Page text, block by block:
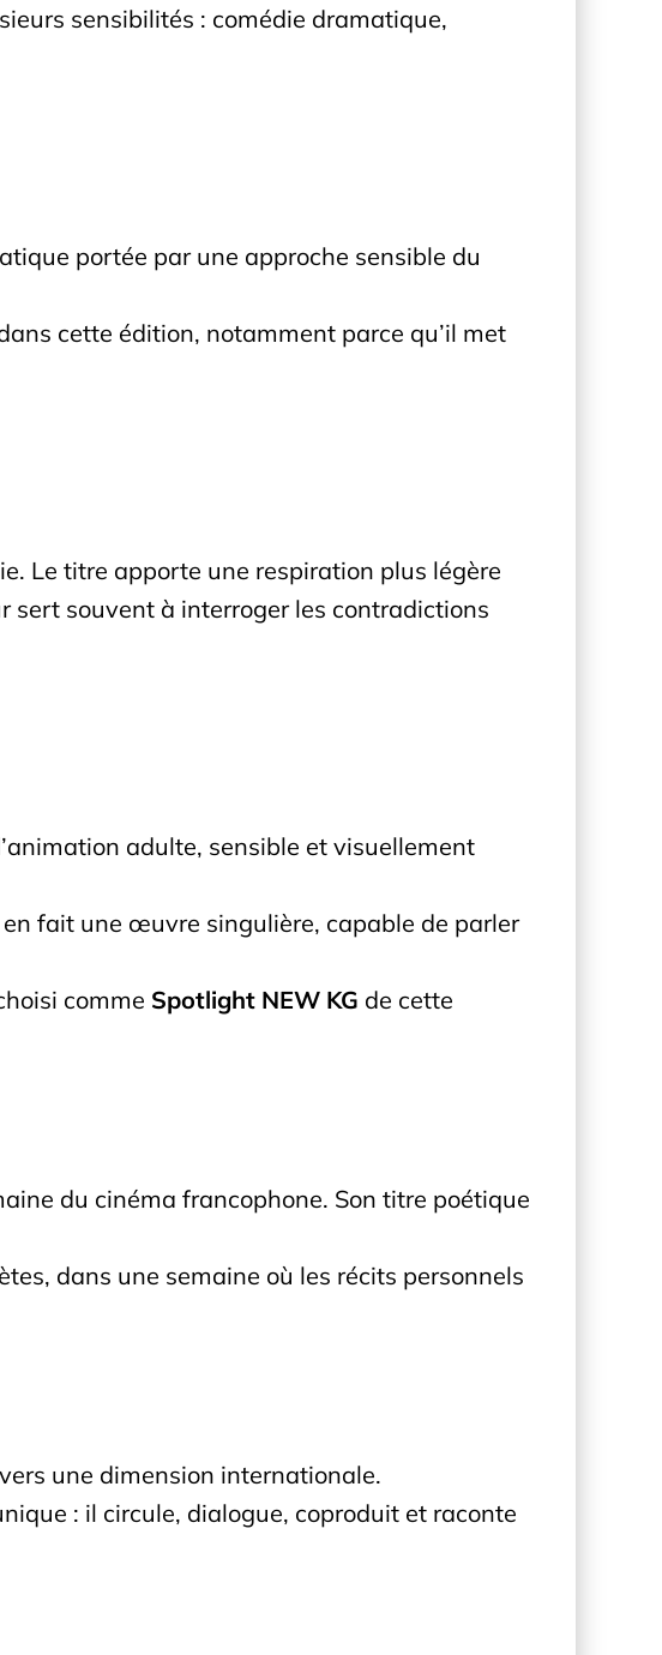
sensibilités : comédie dramatique,
portée par une approche sensible du
cette édition, notamment parce qu’il met
Le titre apporte une respiration plus légère
sert souvent à interroger les contradictions
adulte, sensible et visuellement
fait une œuvre singulière, capable de parler
comme Spotlight NEW KG de cette
du cinéma francophone. Son titre poétique
dans une semaine où les récits personnels
une dimension internationale.
: il circule, dialogue, coproduit et raconte